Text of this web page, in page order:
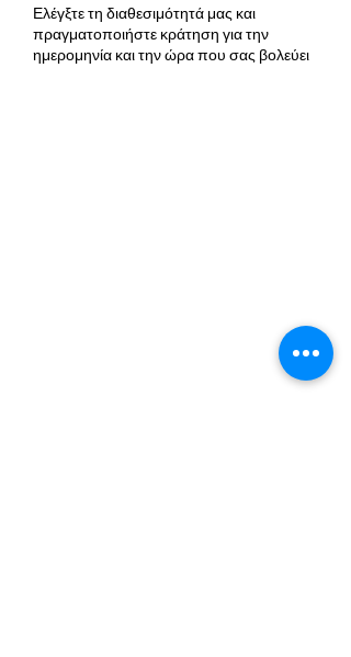
Ελέγξτε τη διαθεσιμότητά μας και
πραγματοποιήστε κράτηση για την
ημερομηνία και την ώρα που σας βολεύει